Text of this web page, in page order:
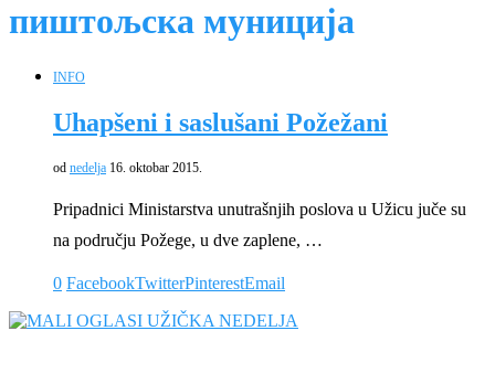
пиштољска муниција
INFO
Uhapšeni i saslušani Požežani
od nedelja 16. oktobar 2015.
Pripadnici Ministarstva unutrašnjih poslova u Užicu juče su
na području Požege, u dve zaplene, …
0 FacebookTwitterPinterestEmail